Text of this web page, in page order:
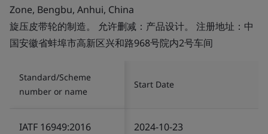
Zone, Bengbu, Anhui, China
旋压皮带轮的制造。 允许删减：产品设计。 注册地址：中
国安徽省蚌埠市高新区兴和路968号院内2号车间
Standard/Scheme
number or name
Start Date
IATF 16949:2016 2024-10-23